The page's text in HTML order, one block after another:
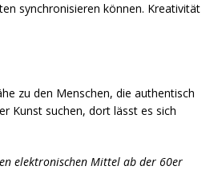
synchronisieren können. Kreativität
zu den Menschen, die authentisch
Kunst suchen, dort lässt es sich
elektronischen Mittel ab der 60er